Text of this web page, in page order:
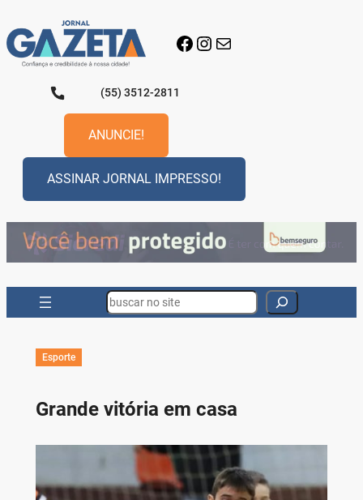
para
o
conteúdo
Facebook
Instagram
E-mail
(55) 3512-2811
ANUNCIE!
ASSINAR JORNAL IMPRESSO!
Search
Esporte
Grande vitória em casa